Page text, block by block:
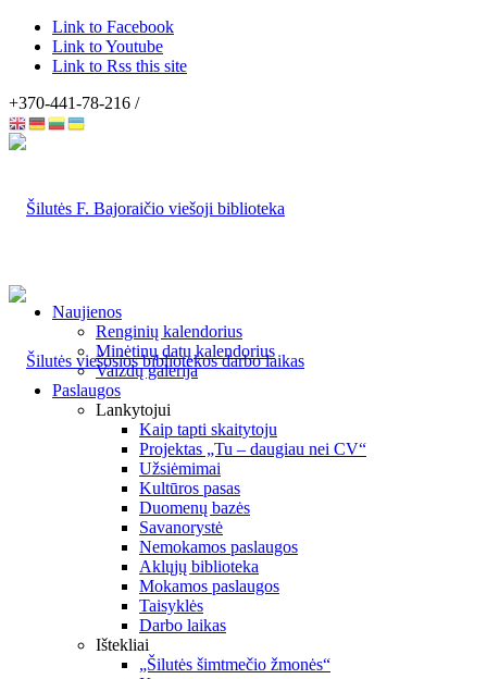
Link to Facebook
Link to Youtube
Link to Rss this site
+370-441-78-216 /
Naujienos
Renginių kalendorius
Minėtinų datų kalendorius
Vaizdų galerija
Paslaugos
Lankytojui
Kaip tapti skaitytoju
Projektas „Tu – daugiau nei CV“
Užsiėmimai
Kultūros pasas
Duomenų bazės
Savanorystė
Nemokamos paslaugos
Aklųjų biblioteka
Mokamos paslaugos
Taisyklės
Darbo laikas
Ištekliai
„Šilutės šimtmečio žmonės“